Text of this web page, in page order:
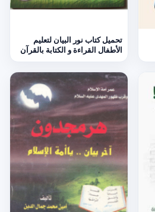
تحميل كتاب نور البيان لتعليم
الأطفال القراءة و الكتابة بالقرآن